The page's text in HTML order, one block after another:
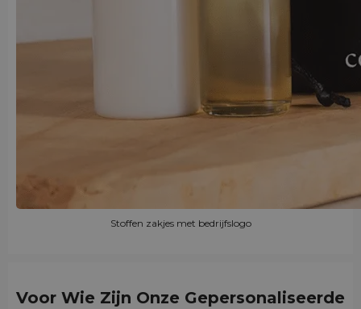
Stoffen zakjes met bedrijfslogo
Voor Wie Zijn Onze Gepersonaliseerde